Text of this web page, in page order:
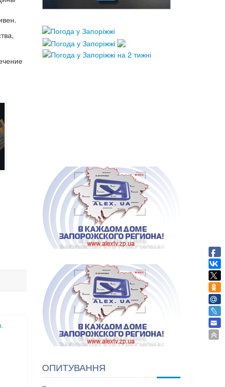
ОПИТУВАННЯ